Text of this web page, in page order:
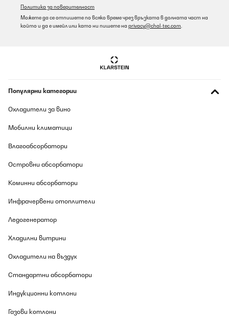
Политика за поверителност
Можете да се отпишете по всяко време чрез връзката в долната част на
който и да е имейл или като ни пишете на privacy@chal-tec.com
Популярни категории
Охладители за вино
Мобилни климатици
Влагоабсорбатори
Островни абсорбатори
Коминни абсорбатори
Инфрачервени отоплители
Ледогенератор
Хладилни витрини
Охладители на въздух
Стандартни абсорбатори
Индукционни котлони
Газови котлони